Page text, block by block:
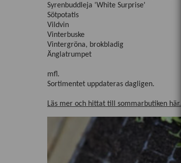
Syrenbuddleja 'White Surprise'
Sötpotatis
Vildvin
Vinterbuske
Vintergröna, brokbladig
Änglatrumpet
mfl.
Sortimentet uppdateras dagligen.
Läs mer och hittat till sommarbutiken här.